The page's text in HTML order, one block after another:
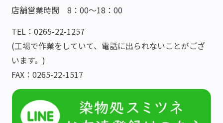
店舗営業時間 8：00～18：00
TEL：0265-22-1257
(工場で作業をしていて、電話に出られないことがござ
います。)
FAX：0265-22-1517